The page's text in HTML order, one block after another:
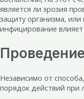
является ли эрозия
защиту организма,
инфицирование влияет
Независимо от
порядок действий при